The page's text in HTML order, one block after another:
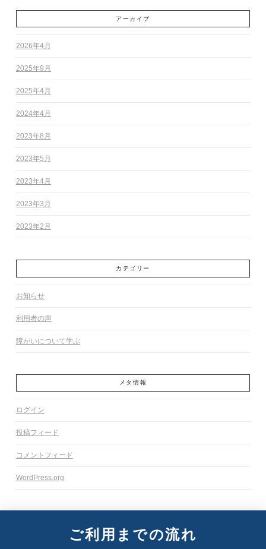
アーカイブ
2026年4月
2025年9月
2025年4月
2024年4月
2023年8月
2023年5月
2023年4月
2023年3月
2023年2月
カテゴリー
お知らせ
利用者の声
障がいについて学ぶ
メタ情報
ログイン
投稿フィード
コメントフィード
WordPress.org
ご利用までの流れ